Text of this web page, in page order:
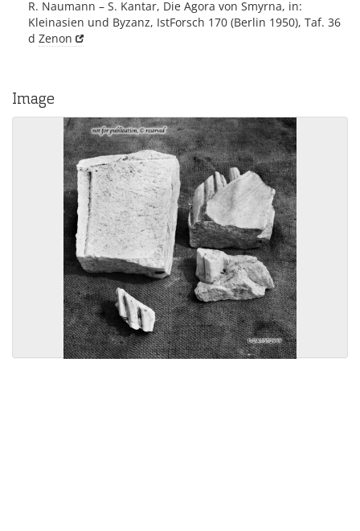
R. Naumann – S. Kantar, Die Agora von Smyrna, in:
Kleinasien und Byzanz, IstForsch 170 (Berlin 1950), Taf. 36
d Zenon
Image